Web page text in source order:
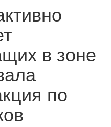
в зоне
по